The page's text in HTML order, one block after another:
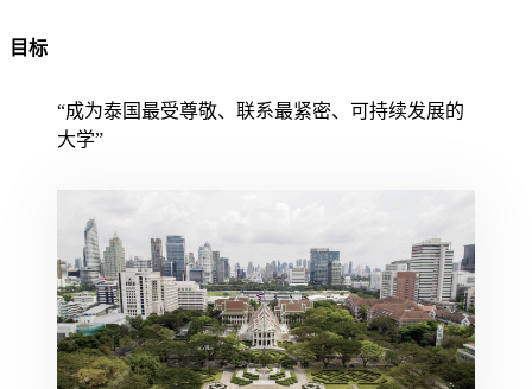
目标
“成为泰国最受尊敬、联系最紧密、可持续发展的
大学”